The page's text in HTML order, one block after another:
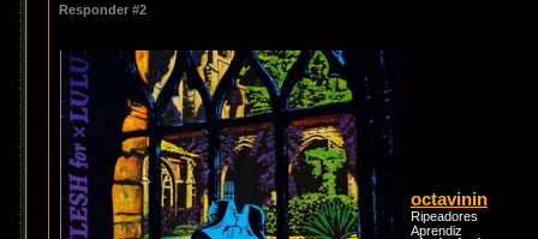
Responder #2
octavinin
Ripeadores
Aprendiz